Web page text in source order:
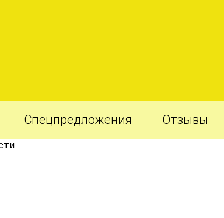
Спецпредложения Отзывы